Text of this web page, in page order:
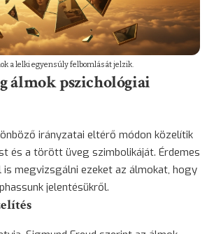
a lelki egyensúly felbomlását jelzik.
álmok pszichológiai
irányzatai eltérő módon közelítik
és a törött üveg szimbolikáját. Érdemes
megvizsgálni ezeket az álmokat, hogy
jelentésükről.